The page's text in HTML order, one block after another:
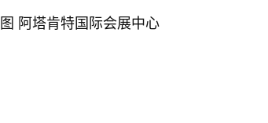
阿塔肯特国际会展中心